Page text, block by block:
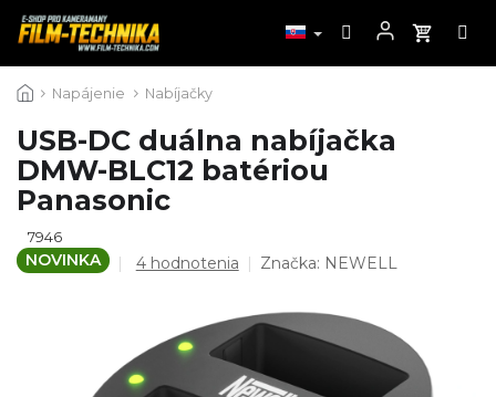
na
Napájenie Nabíjačky
USB-DC duálna nabíjačka
DMW-BLC12 batériou
Panasonic
7946
NOVINKA
Priemerné
5,0
z
5
4 hodnotenia Značka: NEWELL